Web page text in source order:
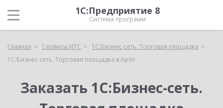
1С:Предприятие 8
Система программ
Главная Сервисы ИТС
1С:Бизнес-сеть. Торговая площадка
1С:Бизнес-сеть. Торговая площадка в Арти
Заказать 1С:Бизнес-сеть.